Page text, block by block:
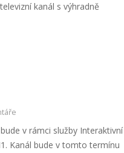
kanál s výhradně
v rámci služby Interaktivní
Kanál bude v tomto termínu